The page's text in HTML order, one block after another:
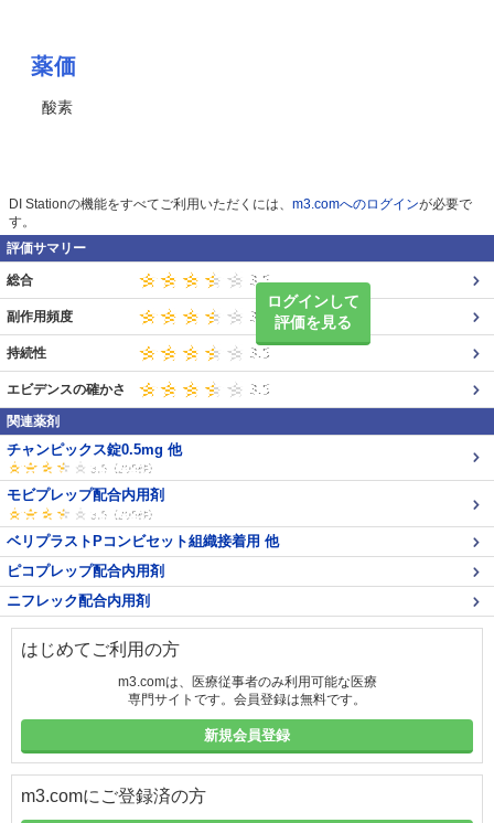
薬価
酸素
DI Stationの機能をすべてご利用いただくには、 m3.comへのログインが必要で
す。
評価サマリー
ログインして
評価を見る
総合
副作用頻度
持続性
エビデンスの確かさ
関連薬剤
チャンピックス錠0.5mg 他
モビプレップ配合内用剤
ベリプラストPコンビセット組織接着用 他
ピコプレップ配合内用剤
ニフレック配合内用剤
はじめてご利用の方
m3.comは、医療従事者のみ利用可能な医療
専門サイトです。会員登録は無料です。
新規会員登録
m3.comにご登録済の方